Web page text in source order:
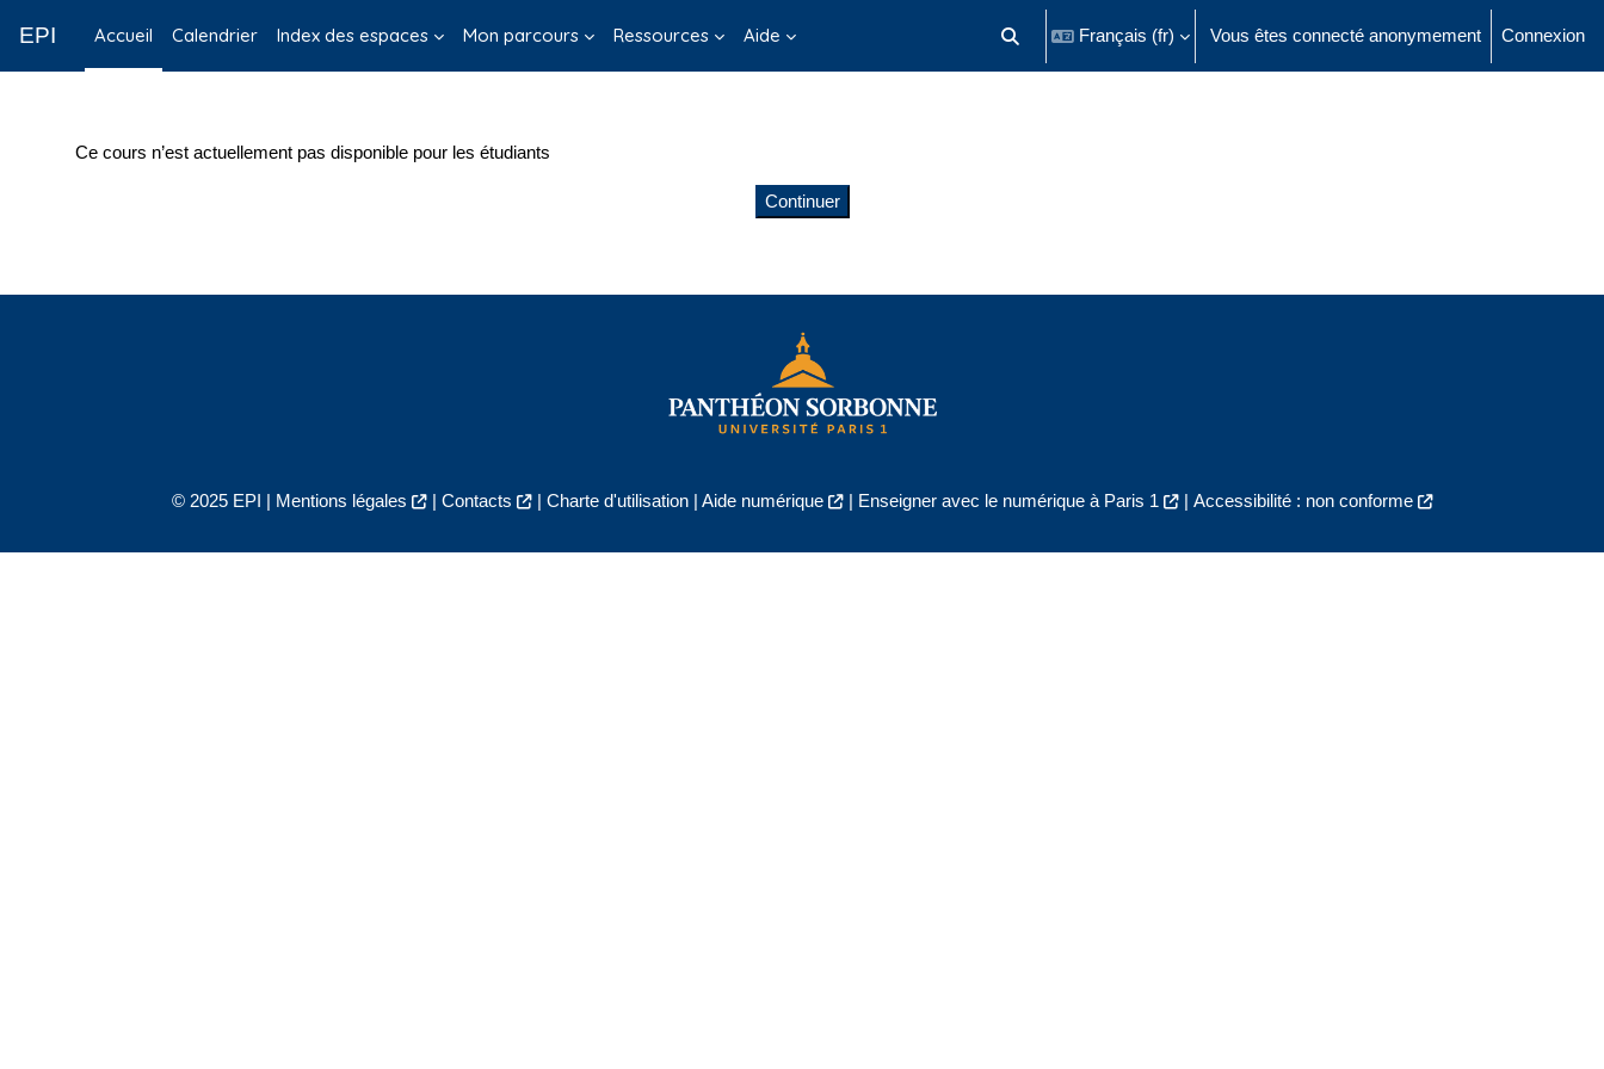
EPI Accueil Calendrier Index des espaces Mon parcours Ressources Aide Activer/désactiver la saisie de recherche
Français ‎(fr)‎ Vous êtes connecté anonymement Connexion
Ce cours n’est actuellement pas disponible pour les étudiants
Continuer
© 2025 EPI | Mentions légales | Contacts | Charte d'utilisation| Aide numérique | Enseigner avec le numérique à Paris 1 | Accessibilité : non conforme